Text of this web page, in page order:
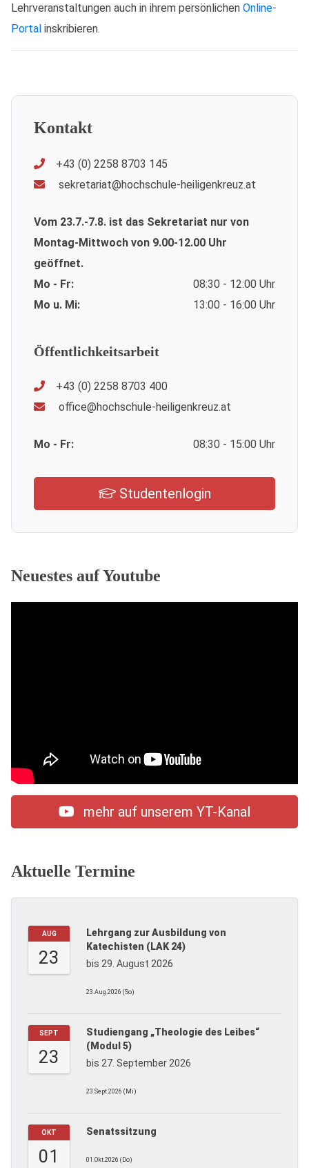
Lehrveranstaltungen auch in ihrem persönlichen Online-
Portal inskribieren.
Kontakt
+43 (0) 2258 8703 145
sekretariat@hochschule-heiligenkreuz.at
Vom 23.7.-7.8. ist das Sekretariat nur von
Montag-Mittwoch von 9.00-12.00 Uhr
geöffnet.
Mo - Fr:
08:30 - 12:00 Uhr
Mo u. Mi:
13:00 - 16:00 Uhr
Öffentlichkeitsarbeit
+43 (0) 2258 8703 400
office@hochschule-heiligenkreuz.at
Mo - Fr: 08:30 - 15:00 Uhr
Studentenlogin
Neuestes auf Youtube
mehr auf unserem YT-Kanal
Aktuelle Termine
AUG
23
Lehrgang zur Ausbildung von
Katechisten (LAK 24)
bis 29. August 2026
23.Aug.2026 (So)
SEPT
23
Studiengang „Theologie des Leibes“
(Modul 5)
bis 27. September 2026
23.Sept.2026 (Mi)
OKT
01
Senatssitzung
01.Okt.2026 (Do)